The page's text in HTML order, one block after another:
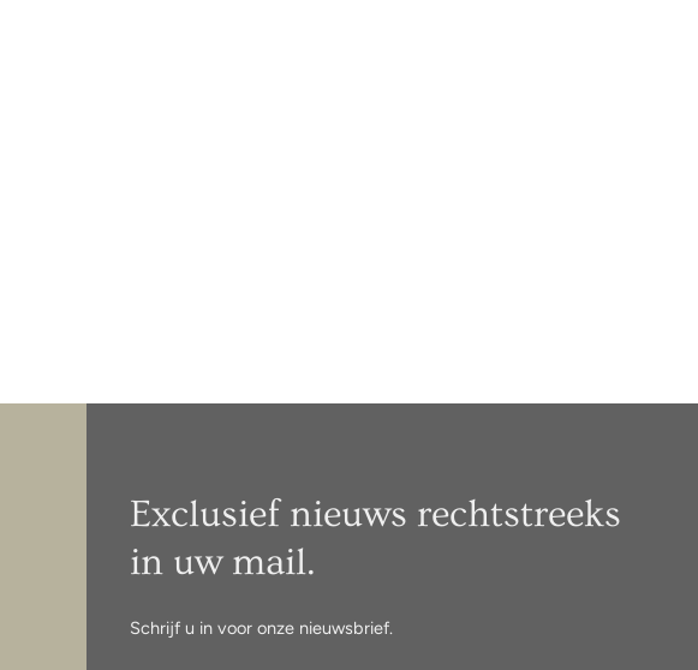
Exclusief nieuws rechtstreeks
in uw mail.
Schrijf u in voor onze nieuwsbrief.